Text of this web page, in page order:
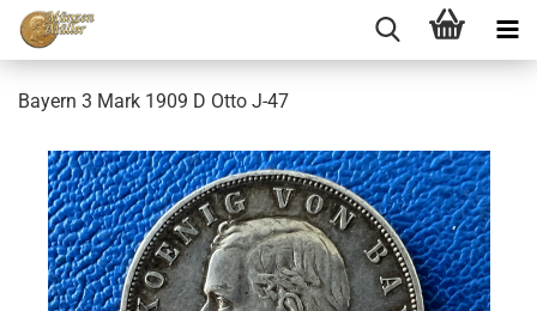
Bayern 3 Mark 1909 D Otto J-47